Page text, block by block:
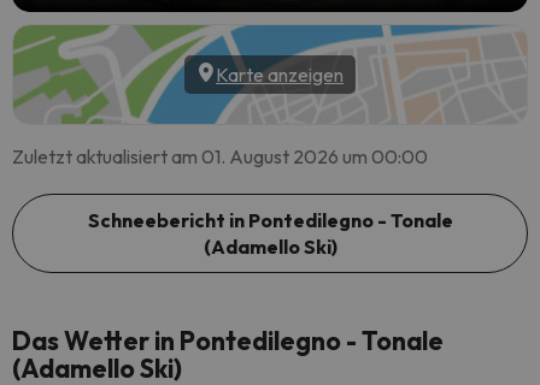
Karte anzeigen
Zuletzt aktualisiert am 01. August 2026 um 00:00
Schneebericht in Pontedilegno - Tonale
(Adamello Ski)
Das Wetter in Pontedilegno - Tonale
(Adamello Ski)